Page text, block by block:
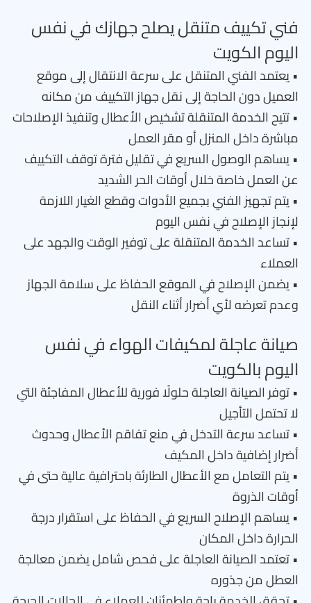
فني تكييف متنقل يصلح جهازك في نفس
اليوم الكويت
• يعتمد الفني المتنقل على سرعة الانتقال إلى موقع
العميل دون الحاجة إلى نقل جهاز التكييف من مكانه
• تتيح الخدمة المتنقلة تشخيص الأعطال وتنفيذ الإصلاحات
مباشرة داخل المنزل أو مقر العمل
• يساهم الوصول السريع في تقليل فترة توقف التكييف
عن العمل خاصة خلال أوقات الحر الشديد
• يتم تجهيز الفني بجميع الأدوات وقطع الغيار اللازمة
لإنجاز الإصلاح في نفس اليوم
• تساعد الخدمة المتنقلة على توفير الوقت والجهد على
العملاء
• يضمن الإصلاح في الموقع الحفاظ على سلامة الجهاز
وعدم تعرضه لأي أضرار أثناء النقل
صيانة عاجلة لمكيفات الهواء في نفس
اليوم بالكويت
• توفر الصيانة العاجلة حلولًا فورية للأعطال المفاجئة التي
لا تحتمل التأجيل
• تساعد سرعة التدخل في منع تفاقم الأعطال وحدوث
أضرار إضافية داخل المكيف
• يتم التعامل مع الأعطال الطارئة باحترافية عالية حتى في
أوقات الذروة
• يساهم الإصلاح السريع في الحفاظ على استقرار درجة
الحرارة داخل المكان
• تعتمد الصيانة العاجلة على فحص شامل يضمن معالجة
العطل من جذوره